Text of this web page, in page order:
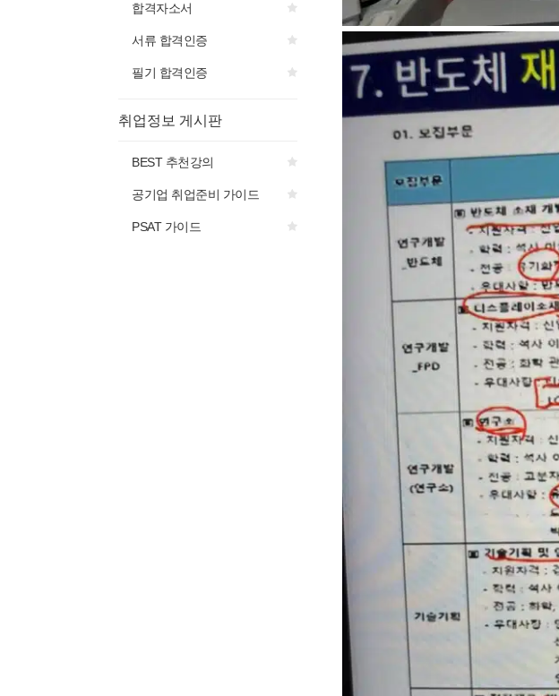
합격자소서
서류 합격인증
필기 합격인증
취업정보 게시판
BEST 추천강의
공기업 취업준비 가이드
PSAT 가이드